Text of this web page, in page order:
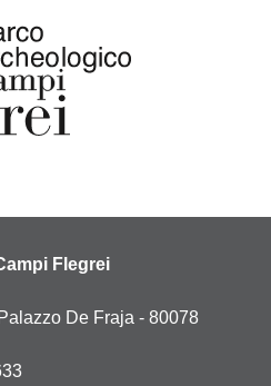
Flegrei
De Fraja - 80078